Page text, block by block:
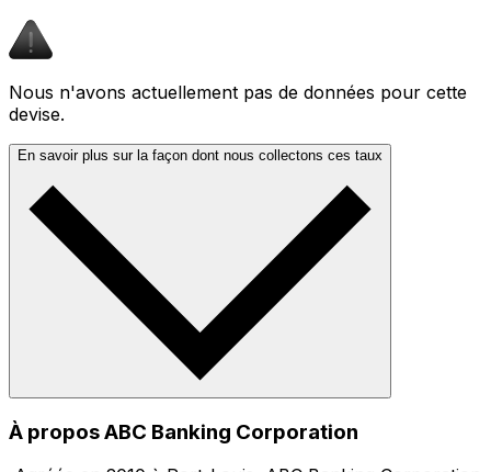
Nous n'avons actuellement pas de données pour cette
devise.
En savoir plus sur la façon dont nous collectons ces taux
À propos ABC Banking Corporation